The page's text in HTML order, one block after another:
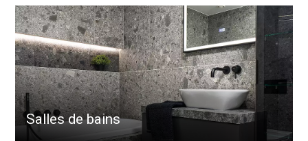
Salles de bains